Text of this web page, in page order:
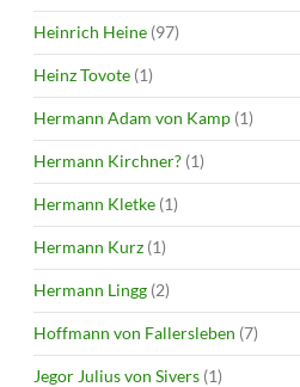
Heinrich Heine (97)
Heinz Tovote (1)
Hermann Adam von Kamp (1)
Hermann Kirchner? (1)
Hermann Kletke (1)
Hermann Kurz (1)
Hermann Lingg (2)
Hoffmann von Fallersleben (7)
Jegor Julius von Sivers (1)